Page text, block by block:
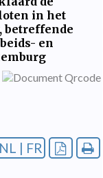
in het
betreffende
en
NL | FR